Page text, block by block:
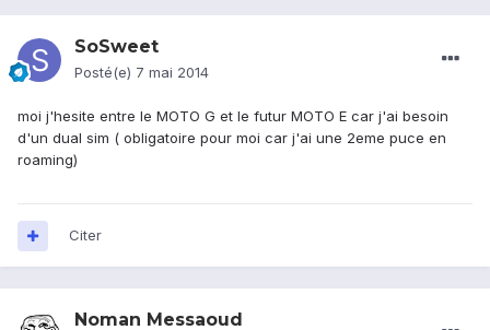
SoSweet
Posté(e) 7 mai 2014
moi j'hesite entre le MOTO G et le futur MOTO E car j'ai besoin
d'un dual sim ( obligatoire pour moi car j'ai une 2eme puce en
roaming)
Citer
Noman Messaoud